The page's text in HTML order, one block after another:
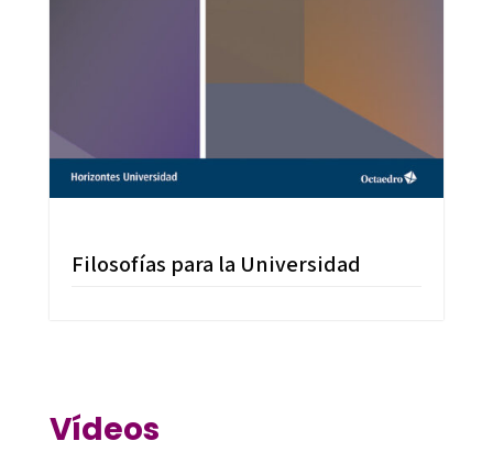
Filosofías para la Universidad
Vídeos